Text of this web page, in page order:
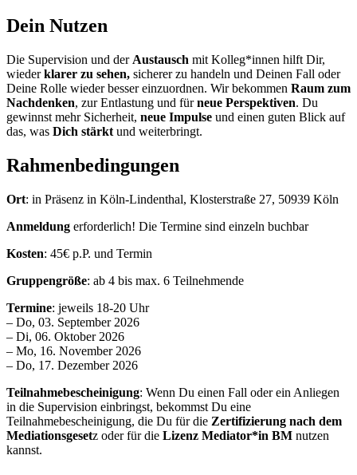
Dein Nutzen
Die Supervision und der Austausch mit Kolleg*innen hilft Dir,
wiederklarer zu sehen, sicherer zu handeln und Deinen Fall oder
Deine Rolle wieder besser einzuordnen. Wir bekommen Raum zum
Nachdenken, zur Entlastung und fürneue Perspektiven. Du
gewinnst mehr Sicherheit, neue Impulse und einen guten Blick auf
das, was Dich stärkt und weiterbringt.
Rahmenbedingungen
Ort: in Präsenz in Köln-Lindenthal, Klosterstraße 27, 50939 Köln
Anmeldung erforderlich! Die Termine sind einzeln buchbar
Kosten: 45€ p.P. und Termin
Gruppengröße: ab 4 bis max. 6 Teilnehmende
Termine: jeweils 18-20 Uhr
– Do, 03. September 2026
– Di, 06. Oktober 2026
– Mo, 16. November 2026
– Do, 17. Dezember 2026
Teilnahmebescheinigung: Wenn Du einen Fall oder ein Anliegen
in die Supervision einbringst, bekommst Du eine
Teilnahmebescheinigung, die Du für die Zertifizierung nach dem
Mediationsgesetz oder für die Lizenz Mediator*in BM nutzen
kannst.